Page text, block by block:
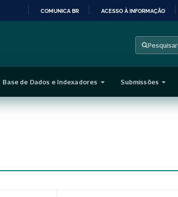
CONTEÚDO
COMUNICA BR ACESSO À INFORMAÇÃO
Pesquisar
Base de Dados e Indexadores Submissões